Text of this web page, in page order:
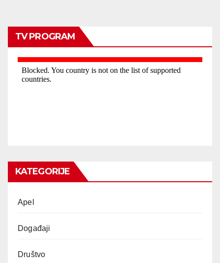
TV PROGRAM
KATEGORIJE
Apel
Događaji
Društvo